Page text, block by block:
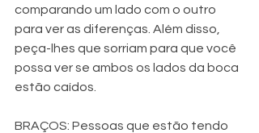
comparando um lado com o outro
para ver as diferenças. Além disso,
peça-lhes que sorriam para que você
possa ver se ambos os lados da boca
estão caídos.
BRAÇOS: Pessoas que estão tendo